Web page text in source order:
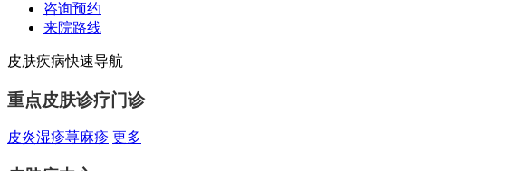
咨询预约
来院路线
皮肤疾病快速导航
重点皮肤诊疗门诊
皮炎湿疹荨麻疹 更多